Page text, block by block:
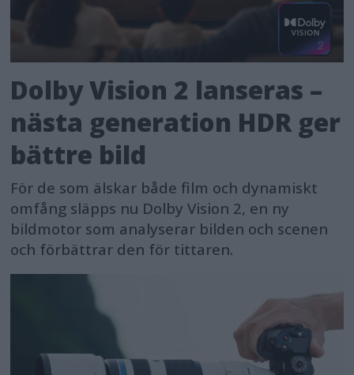
Dolby Vision 2 lanseras –
nästa generation HDR ger
bättre bild
För de som älskar både film och dynamiskt
omfång släpps nu Dolby Vision 2, en ny
bildmotor som analyserar bilden och scenen
och förbättrar den för tittaren.